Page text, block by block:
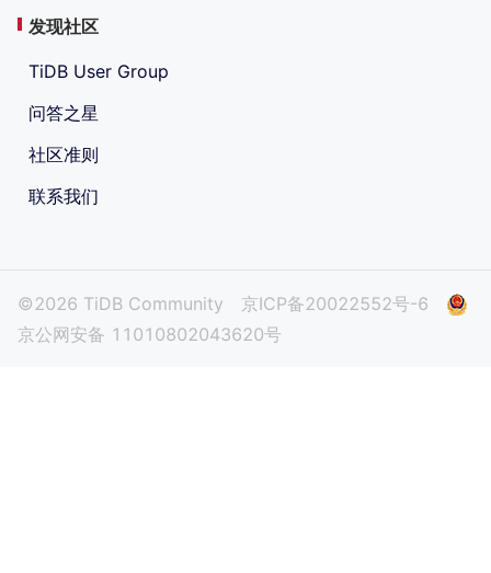
发现社区
TiDB User Group
问答之星
社区准则
联系我们
©2026 TiDB Community
京ICP备20022552号-6
京公网安备 11010802043620号